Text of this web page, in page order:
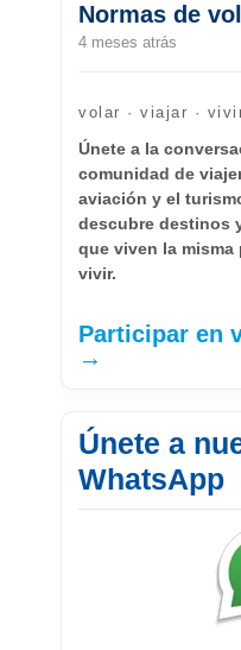
Normas de
4 meses atrás
volar · viajar ·
Únete a la
comunidad de
aviación y el
descubre destinos
que viven la
vivir.
Participar en
→
Únete a
WhatsApp